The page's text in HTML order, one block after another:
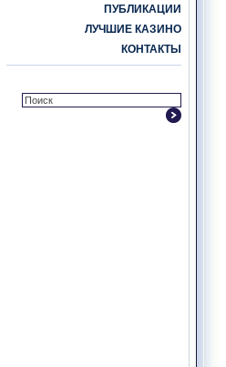
ПУБЛИКАЦИИ
ЛУЧШИЕ КАЗИНО
КОНТАКТЫ